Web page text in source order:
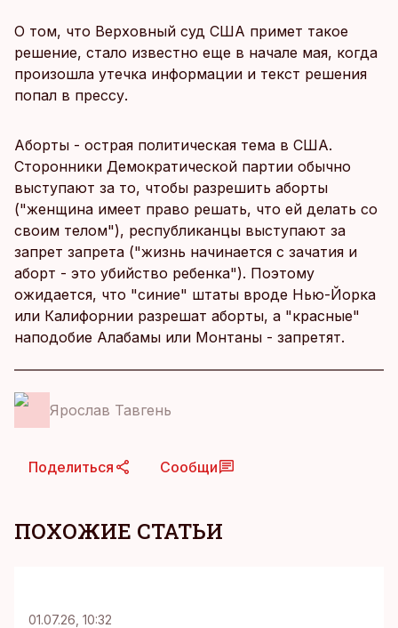
О том, что Верховный суд США примет такое
решение, стало известно еще в начале мая, когда
произошла утечка информации и текст решения
попал в прессу.
Аборты - острая политическая тема в США.
Сторонники Демократической партии обычно
выступают за то, чтобы разрешить аборты
("женщина имеет право решать, что ей делать со
своим телом"), республиканцы выступают за
запрет запрета ("жизнь начинается с зачатия и
аборт - это убийство ребенка"). Поэтому
ожидается, что "синие" штаты вроде Нью-Йорка
или Калифорнии разрешат аборты, а "красные"
наподобие Алабамы или Монтаны - запретят.
Ярослав Тавгень
Поделиться Сообщи
ПОХОЖИЕ СТАТЬИ
01.07.26, 10:32